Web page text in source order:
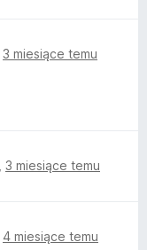
3 miesiące temu
3 miesiące temu
4 miesiące temu